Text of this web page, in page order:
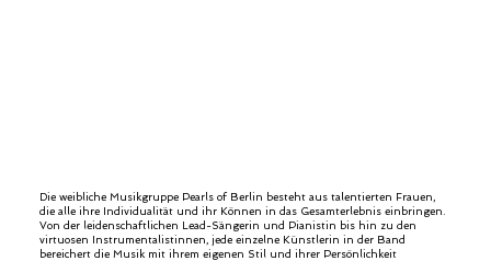
Die weibliche Musikgruppe Pearls of Berlin besteht aus talentierten Frauen,
die alle ihre Individualität und ihr Können in das Gesamterlebnis einbringen.
Von der leidenschaftlichen Lead-Sängerin und Pianistin bis hin zu den
virtuosen Instrumentalistinnen, jede einzelne Künstlerin in der Band
bereichert die Musik mit ihrem eigenen Stil und ihrer Persönlichkeit